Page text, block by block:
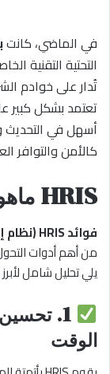
في الماضي، كانت
تُدار على خوادم
تعتمد بشكل كبير
أسهل في التحديث
كالأمن والتوافر
HRIS ماهو فوائده؟
فوائد HRIS (نظام إدارة معلومات الموارد البشرية)
من أهم أدوات
يلي تحليل شامل
1.
تحسين
الوقت